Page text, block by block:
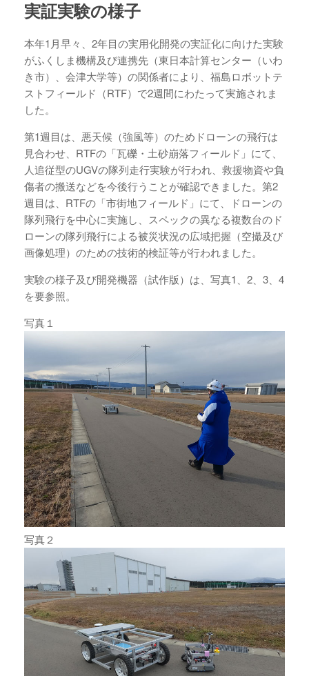
実証実験の様子
本年1月早々、2年目の実用化開発の実証化に向けた実験
がふくしま機構及び連携先（東日本計算センター（いわ
き市）、会津大学等）の関係者により、福島ロボットテ
ストフィールド（RTF）で2週間にわたって実施されま
した。
第1週目は、悪天候（強風等）のためドローンの飛行は
見合わせ、RTFの「瓦礫・土砂崩落フィールド」にて、
人追従型のUGVの隊列走行実験が行われ、救援物資や負
傷者の搬送などを今後行うことが確認できました。第2
週目は、RTFの「市街地フィールド」にて、ドローンの
隊列飛行を中心に実施し、スペックの異なる複数台のド
ローンの隊列飛行による被災状況の広域把握（空撮及び
画像処理）のための技術的検証等が行われました。
実験の様子及び開発機器（試作版）は、写真1、2、3、4
を要参照。
写真１
写真２